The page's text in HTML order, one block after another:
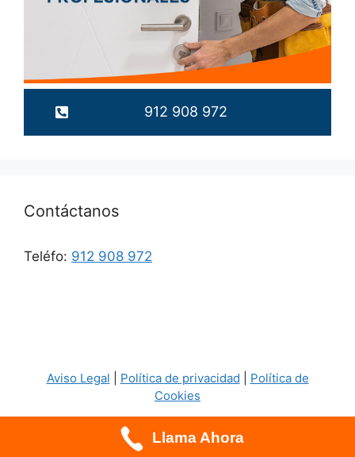
912 908 972
Contáctanos
Teléfo: 912 908 972
Aviso Legal Política de privacidad
Política de
Cookies
Llama Ahora